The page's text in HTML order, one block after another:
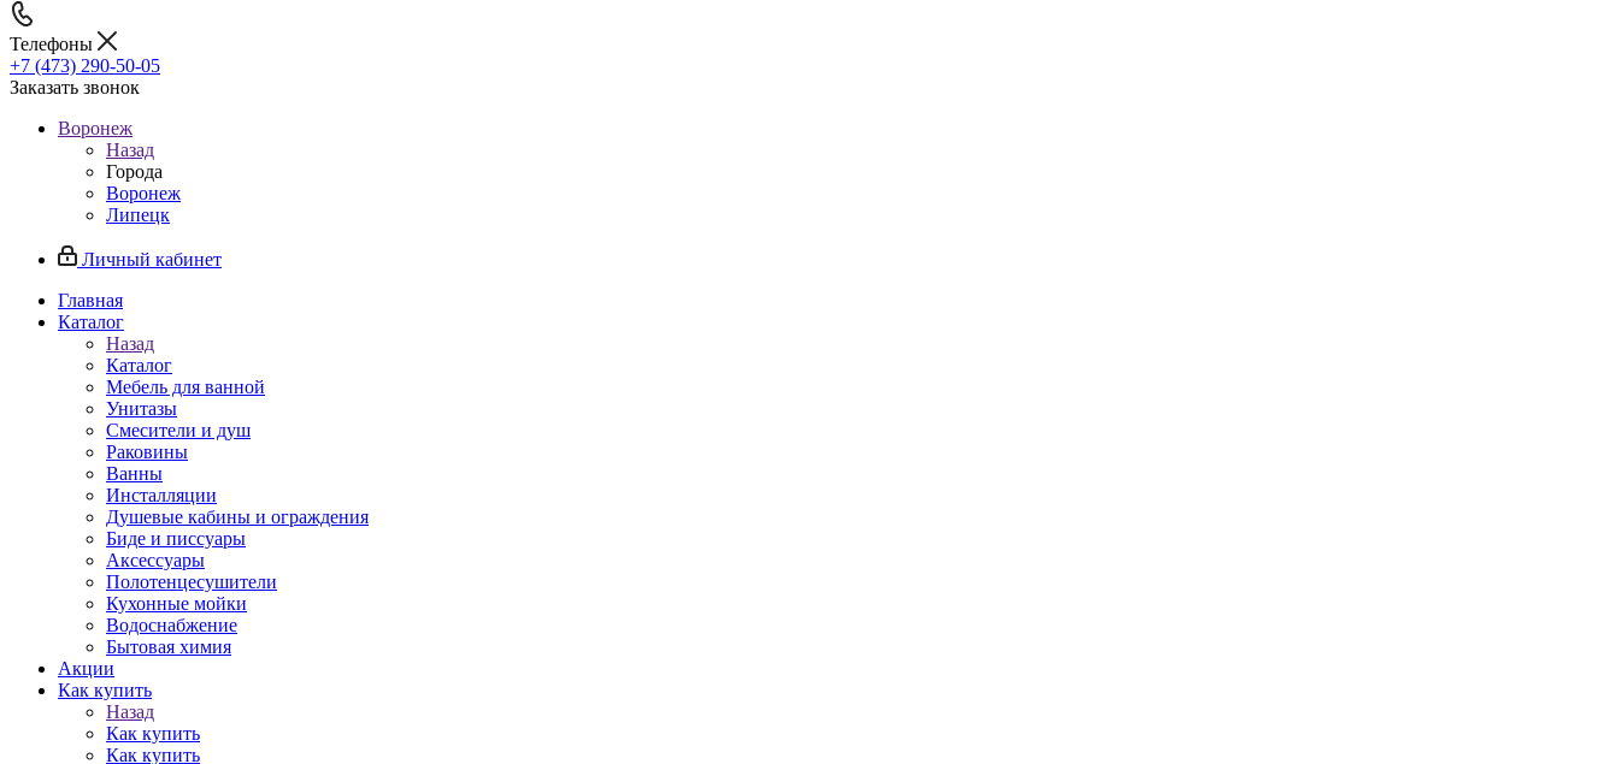
Телефоны
+7 (473) 290-50-05
Заказать звонок
Воронеж
Назад
Города
Воронеж
Липецк
Личный кабинет
Главная
Каталог
Назад
Каталог
Мебель для ванной
Унитазы
Смесители и душ
Раковины
Ванны
Инсталляции
Душевые кабины и ограждения
Биде и писсуары
Аксессуары
Полотенцесушители
Кухонные мойки
Водоснабжение
Бытовая химия
Акции
Как купить
Назад
Как купить
Как купить